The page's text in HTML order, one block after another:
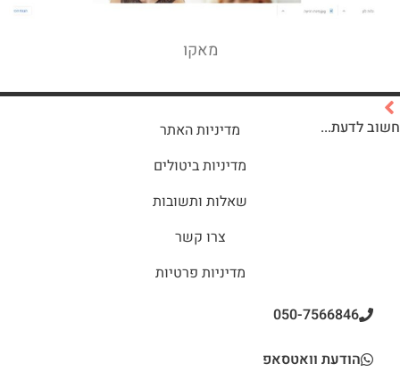
מאקו
חשוב לדעת...
מדיניות האתר
מדיניות ביטולים
שאלות ותשובות
צרו קשר
מדיניות פרטיות
050-7566846
הודעת וואטסאפ